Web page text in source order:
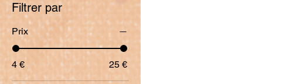
Filtrer par
Prix
4 € 25 €